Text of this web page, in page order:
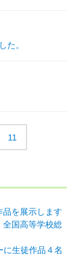
。
11
品を展示します
全国高等学校総
に生徒作品４名